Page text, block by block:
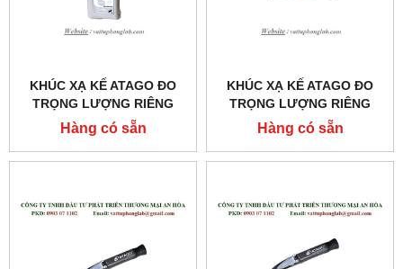
KHÚC XẠ KẾ ATAGO ĐO
TRỌNG LƯỢNG RIÊNG
NƯỚC TIỂU CỦA MÈO
MODEL:PAL-USG (CAT)
Hàng có sẵn
KHÚC XẠ KẾ ATAGO ĐO
TRỌNG LƯỢNG RIÊNG
CỦA NƯỚC TIỂU
MODEL:PEN-URINE S.G
Hàng có sẵn